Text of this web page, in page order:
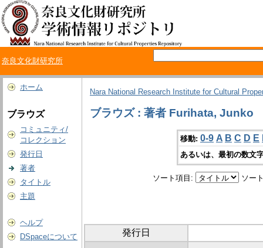
奈良文化財研究所
ホーム
ブラウズ
コミュニティ/
コレクション
発行日
著者
タイトル
主題
ヘルプ
DSpaceについて
Nara National Research Institute for Cultural
ブラウズ : 著者 Furihata, Junko
移動: 0-9 A B C D E
あるいは、最初の数文
ソート項目: ソー
発行日